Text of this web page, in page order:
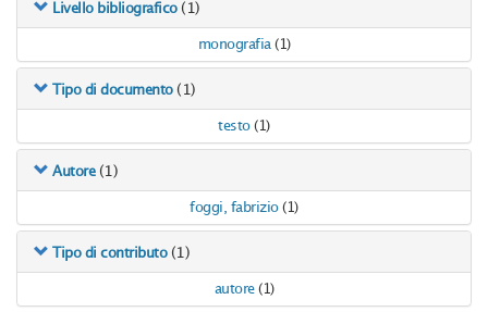
Livello bibliografico (1)
monografia (1)
Tipo di documento (1)
testo (1)
Autore (1)
foggi, fabrizio (1)
Tipo di contributo (1)
autore (1)